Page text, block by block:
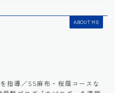
ABOUT ME
指導／SS麻布・桜蔭コースな